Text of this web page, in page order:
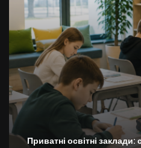
Приватні освітні заклади: